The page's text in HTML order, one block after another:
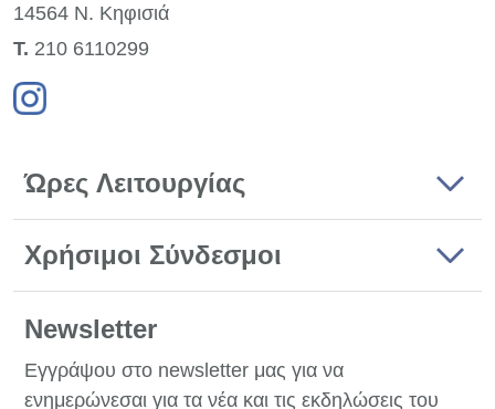
14564 Ν. Κηφισιά
Τ. 210 6110299
Ώρες Λειτουργίας
Χρήσιμοι Σύνδεσμοι
Newsletter
Εγγράψου στο newsletter μας για να
ενημερώνεσαι για τα νέα και τις εκδηλώσεις του